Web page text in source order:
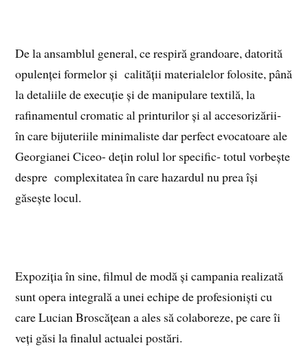
De la ansamblul general, ce respiră grandoare, datorită
opulenței formelor și calității materialelor folosite, până
la detaliile de execuție și de manipulare textilă, la
rafinamentul cromatic al printurilor și al accesorizării-
în care bijuteriile minimaliste dar perfect evocatoare ale
Georgianei Ciceo- dețin rolul lor specific- totul vorbește
despre complexitatea în care hazardul nu prea își
găsește locul.
Expoziția în sine, filmul de modă și campania realizată
sunt opera integrală a unei echipe de profesioniști cu
care Lucian Broscățean a ales să colaboreze, pe care îi
veți găsi la finalul actualei postări.